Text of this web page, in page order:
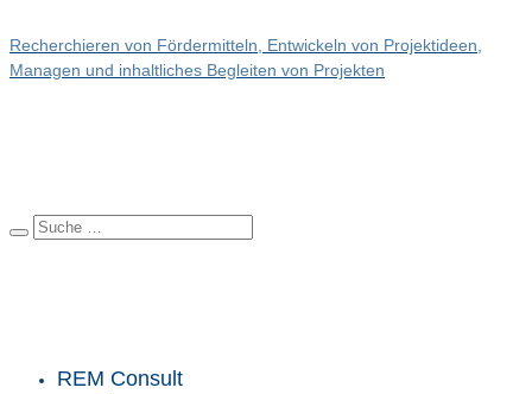
Recherchieren von Fördermitteln, Entwickeln von Projektideen,
Managen und inhaltliches Begleiten von Projekten
REM Consult